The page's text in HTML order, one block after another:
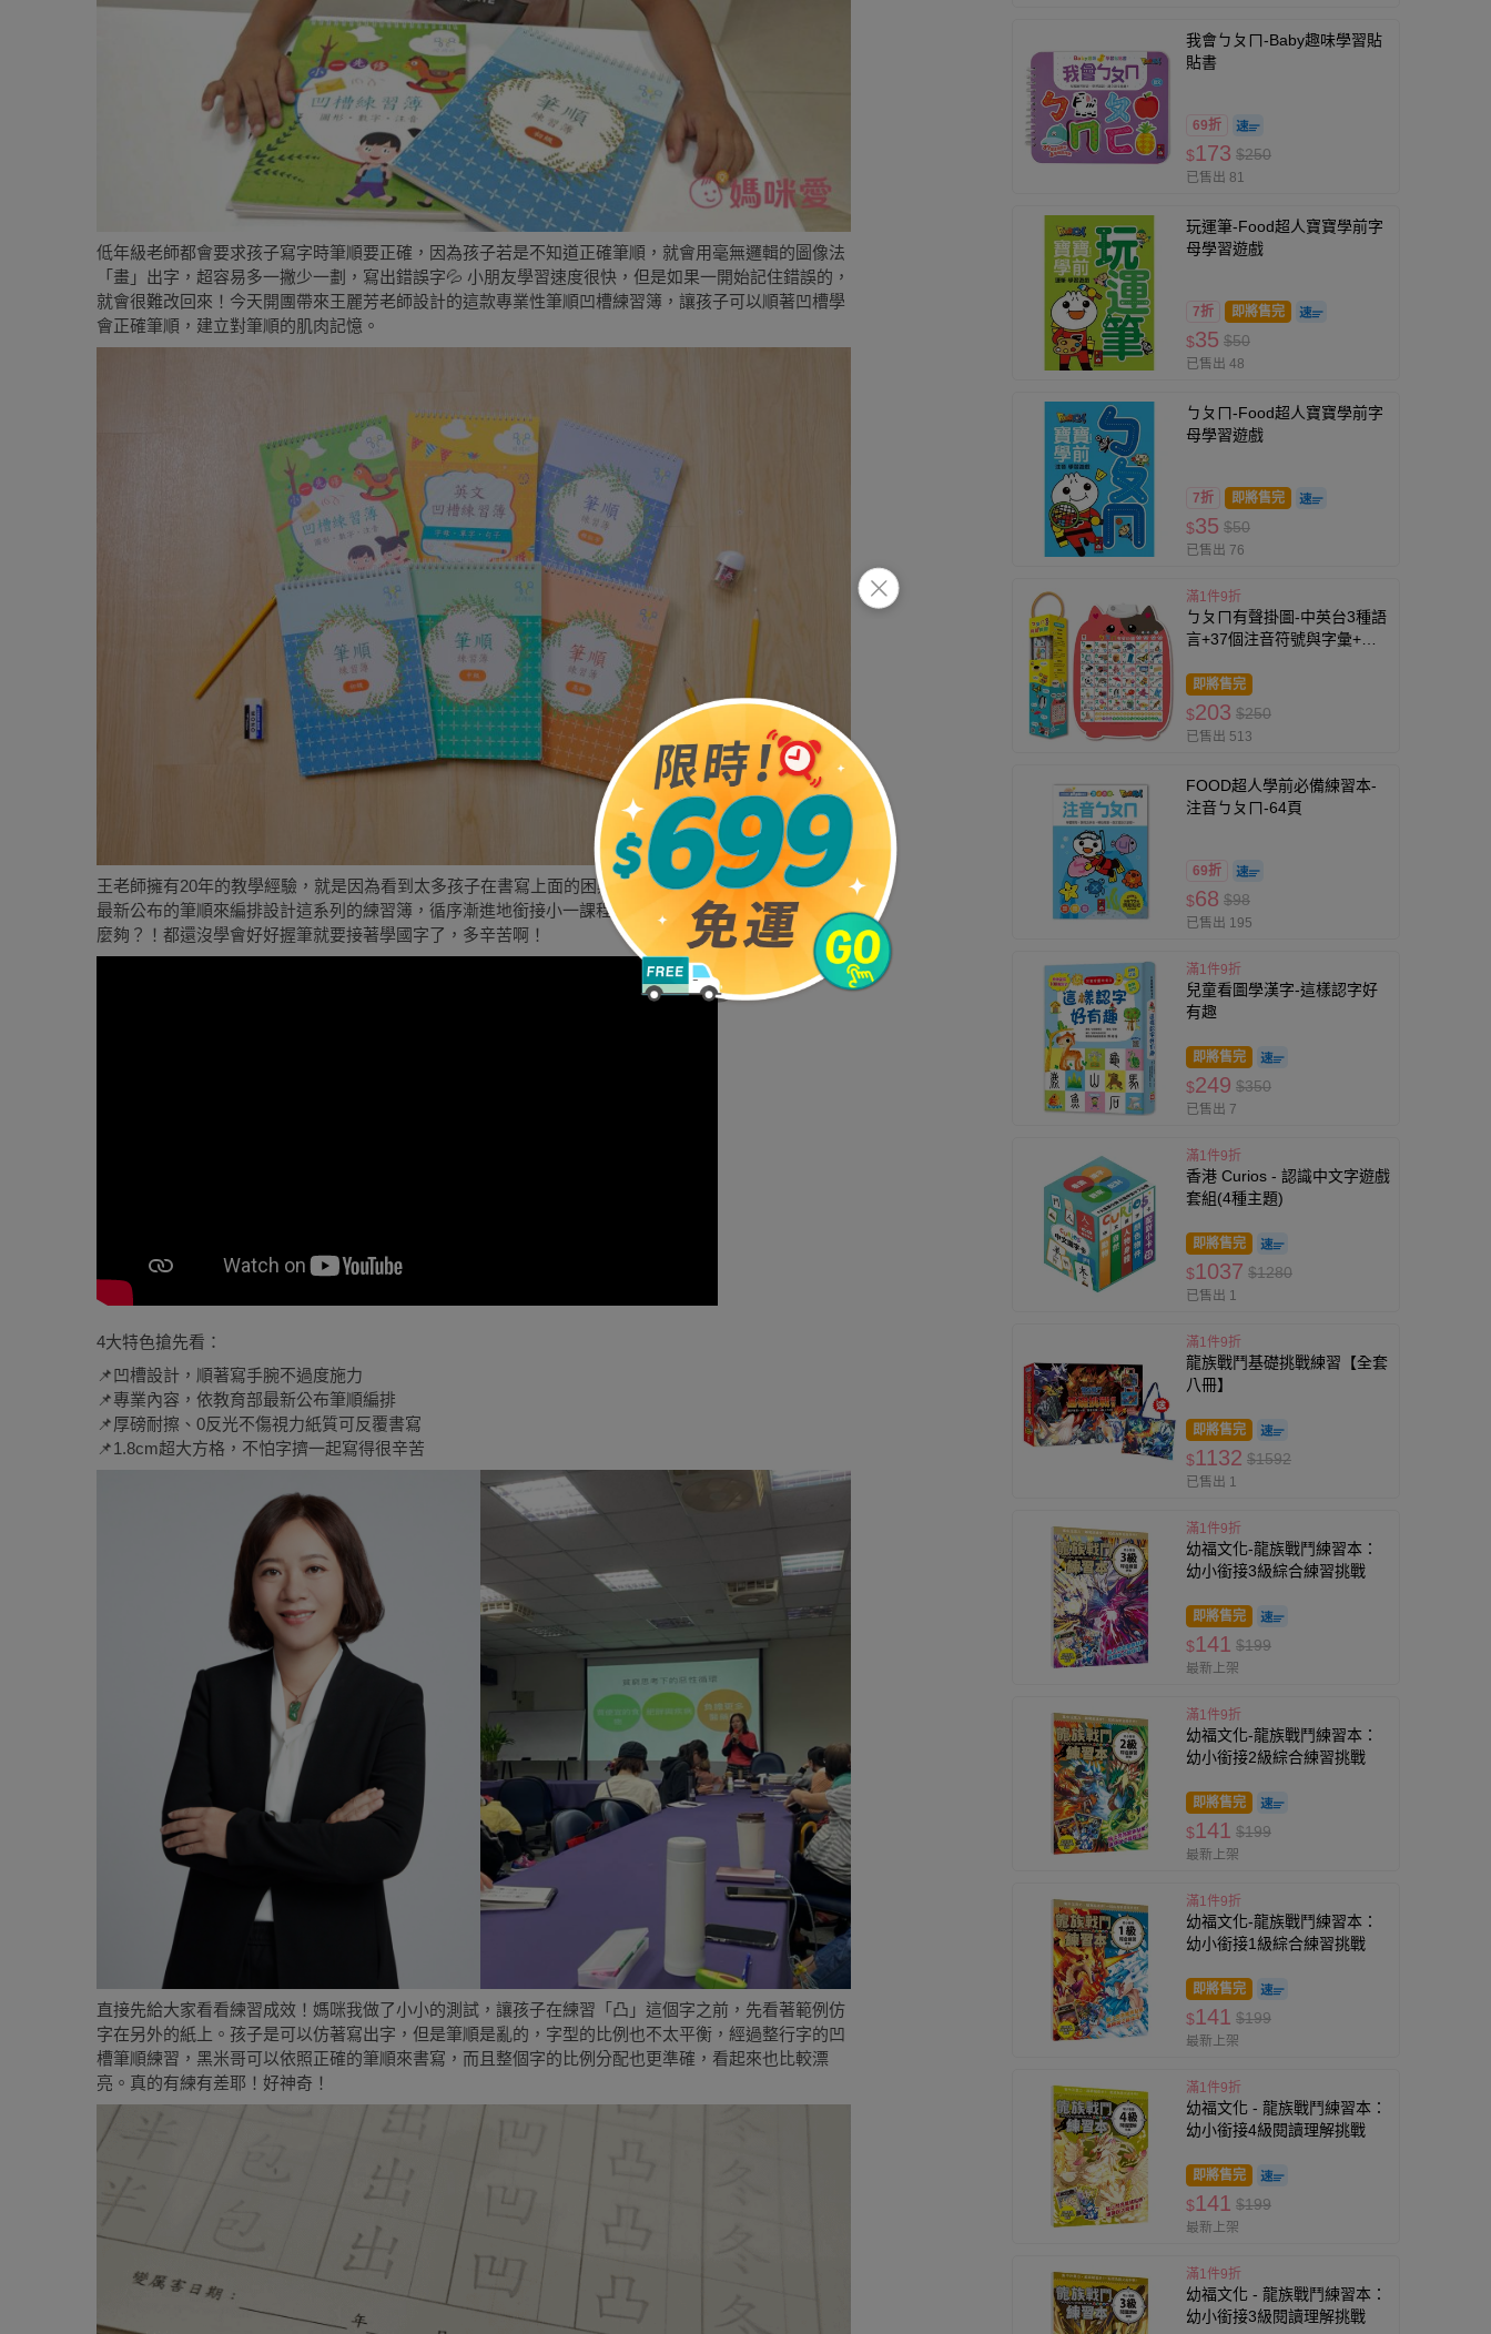
低年級老師都會要求孩子寫字時筆順要正確，因為孩子若是不知道正確筆順，就會用毫無邏輯的圖像法
「畫」出字，超容易多一撇少一劃，寫出錯誤字💦 小朋友學習速度很快，但是如果一開始記住錯誤的，
就會很難改回來！今天開團帶來王麗芳老師設計的這款專業性筆順凹槽練習簿，讓孩子可以順著凹槽學
會正確筆順，建立對筆順的肌肉記憶。
王老師擁有20年的教學經驗，就是因為看到太多孩子在書寫上面的困難進而影響學業，所以根據教育部
最新公布的筆順來編排設計這系列的練習簿，循序漸進地銜接小一課程，不然小一只有10週學ㄅㄆㄇ怎
麼夠？！都還沒學會好好握筆就要接著學國字了，多辛苦啊！
4大特色搶先看：
📌凹槽設計，順著寫手腕不過度施力
📌專業內容，依教育部最新公布筆順編排
📌厚磅耐擦、0反光不傷視力紙質可反覆書寫
📌1.8cm超大方格，不怕字擠一起寫得很辛苦
直接先給大家看看練習成效！媽咪我做了小小的測試，讓孩子在練習「凸」這個字之前，先看著範例仿
字在另外的紙上。孩子是可以仿著寫出字，但是筆順是亂的，字型的比例也不太平衡，經過整行字的凹
槽筆順練習，黑米哥可以依照正確的筆順來書寫，而且整個字的比例分配也更準確，看起來也比較漂
亮。真的有練有差耶！好神奇！
我會ㄅㄆㄇ-Baby趣味學習貼
貼書
69折
$173 $250
已售出 81
玩運筆-Food超人寶寶學前字
母學習遊戲
7折 即將售完
$35 $50
已售出 48
ㄅㄆㄇ-Food超人寶寶學前字
母學習遊戲
7折 即將售完
$35 $50
已售出 76
滿1件9折
ㄅㄆㄇ有聲掛圖-中英台3種語
言+37個注音符號與字彙+ㄅ~
歌+互動問答遊戲
即將售完
$203 $250
已售出 513
FOOD超人學前必備練習本-
注音ㄅㄆㄇ-64頁
69折
$68 $98
已售出 195
滿1件9折
兒童看圖學漢字-這樣認字好
有趣
即將售完
$249 $350
已售出 7
滿1件9折
香港 Curios - 認識中文字遊戲
套組(4種主題)
即將售完
$1037 $1280
已售出 1
滿1件9折
龍族戰鬥基礎挑戰練習【全套
八冊】
即將售完
$1132 $1592
已售出 1
滿1件9折
幼福文化-龍族戰鬥練習本：
幼小銜接3級綜合練習挑戰
即將售完
$141 $199
最新上架
滿1件9折
幼福文化-龍族戰鬥練習本：
幼小銜接2級綜合練習挑戰
即將售完
$141 $199
最新上架
滿1件9折
幼福文化-龍族戰鬥練習本：
幼小銜接1級綜合練習挑戰
即將售完
$141 $199
最新上架
滿1件9折
幼福文化 - 龍族戰鬥練習本：
幼小銜接4級閱讀理解挑戰
即將售完
$141 $199
最新上架
滿1件9折
幼福文化 - 龍族戰鬥練習本：
幼小銜接3級閱讀理解挑戰